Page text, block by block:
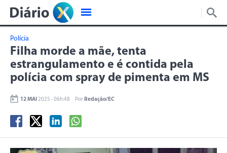
Polícia
Filha morde a mãe, tenta
estrangulamento e é contida pela
polícia com spray de pimenta em MS
12 MAI 2025 - 06h:48 Por Redação/EC